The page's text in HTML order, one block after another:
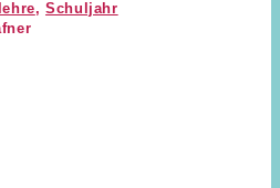
,Schuljahr